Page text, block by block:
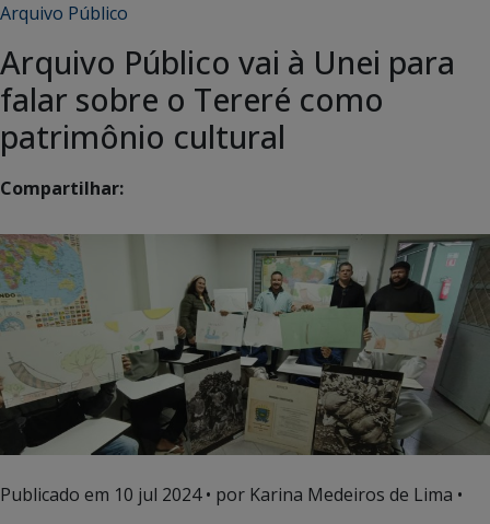
Arquivo Público
Arquivo Público vai à Unei para
falar sobre o Tereré como
patrimônio cultural
Compartilhar:
Publicado em 10 jul 2024• por Karina Medeiros de Lima •